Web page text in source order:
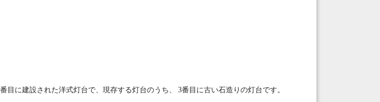
に建設された洋式灯台で、現存する灯台のうち、 3番目に古い石造りの灯台です。